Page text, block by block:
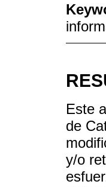
Este
de
y/o